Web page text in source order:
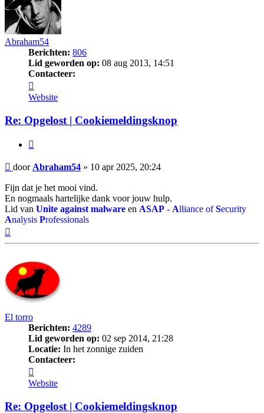
Abraham54
Berichten: 806
Lid geworden op: 08 aug 2013, 14:51
Contacteer:
Abraham54
Website
Re: Opgelost | Cookiemeldingsknop
Bericht
door Abraham54 » 10 apr 2025, 20:24
Fijn dat je het mooi vind.
En nogmaals hartelijke dank voor jouw hulp.
Lid van Unite against malware en ASAP - Alliance ofSecurity
Analysis Professionals
El torro
Berichten: 4289
Lid geworden op: 02 sep 2014, 21:28
Locatie: In het zonnige zuiden
Contacteer:
El
torro
Website
Re: Opgelost | Cookiemeldingsknop